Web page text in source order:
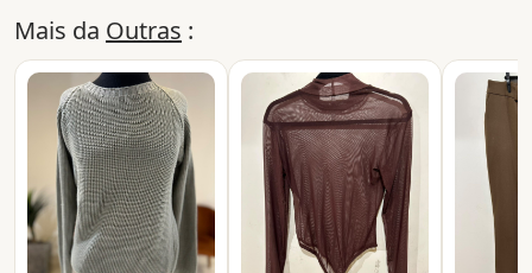
Mais da Outras :